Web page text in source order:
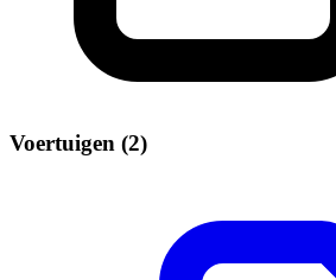
Voertuigen (2)